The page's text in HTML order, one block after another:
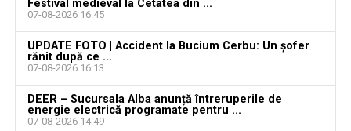
Bărbat de 30 de ani din Galda de Jos, reținut după
Festival medieval la Cetatea din ...
07-08-2026 16:45
UPDATE FOTO | Accident la Bucium Cerbu: Un șofer
rănit după ce ...
07-08-2026 16:13
DEER – Sucursala Alba anunță întreruperile de
energie electrică programate pentru ...
07-08-2026 14:49